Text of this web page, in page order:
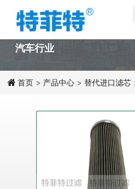
PRODUCT
汽车行业
首页 > 产品中心 > 替代进口滤芯